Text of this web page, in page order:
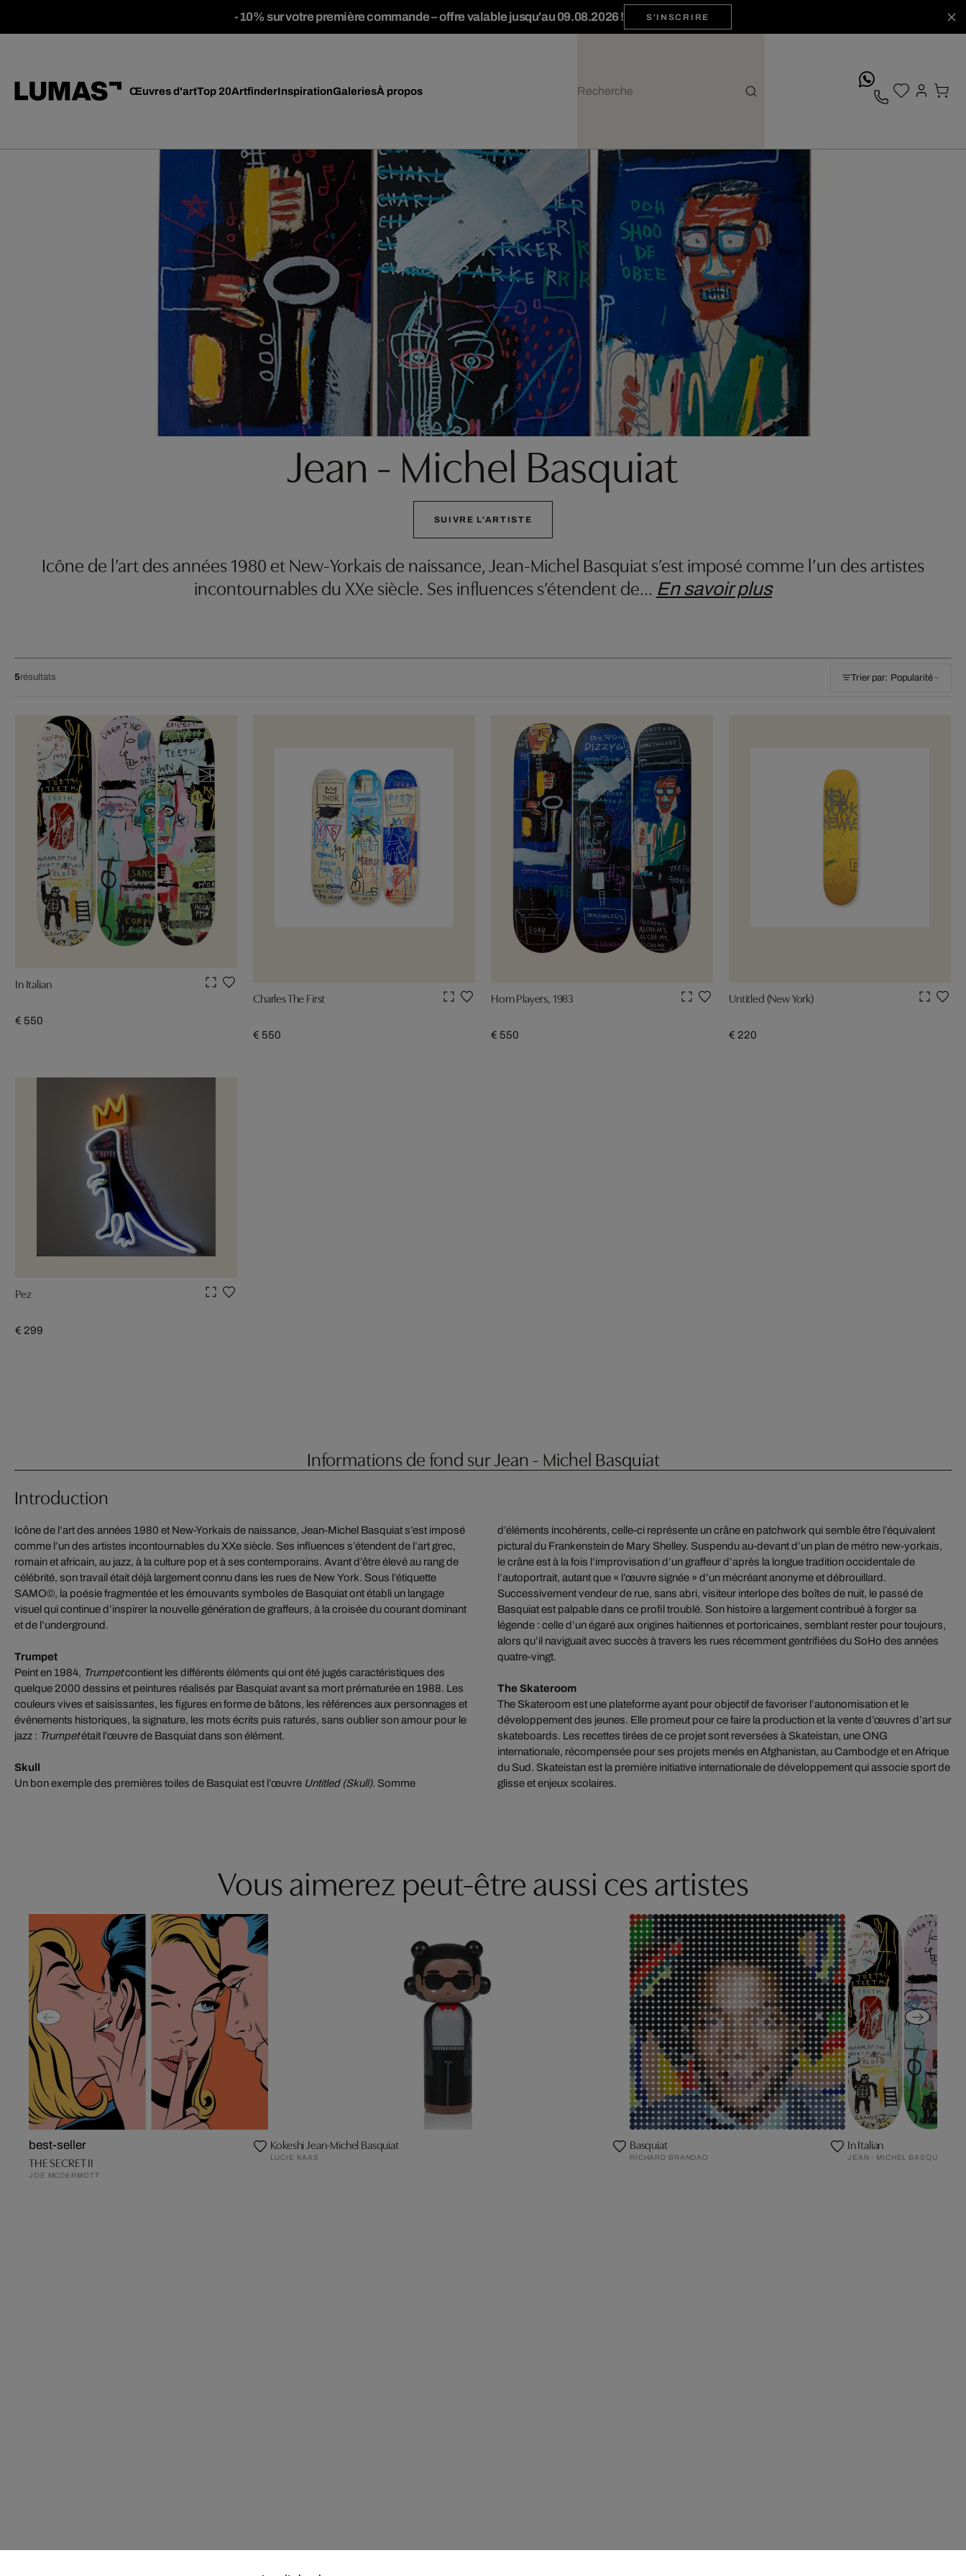
-10% sur votre première commande – offre valable jusqu'au 09.08.2026 ! S'INSCRIRE
Œuvres d'artTop 20ArtfinderInspirationGaleriesÀ propos
Jean - Michel Basquiat
SUIVRE L'ARTISTE
Icône de l’art des années 1980 et New-Yorkais de naissance, Jean-Michel Basquiat s’est imposé comme l’un des artistes
incontournables du XXe siècle. Ses influences s’étendent de… En savoir plus
5résultats Trier par: Popularité
In Italian
€ 550
Charles The First
€ 550
Horn Players, 1983
€ 550
Untitled (New York)
€ 220
Pez
€ 299
Informations de fond sur Jean - Michel Basquiat
Introduction
Icône de l’art des années 1980 et New-Yorkais de naissance, Jean-Michel Basquiat s’est imposé
comme l’un des artistes incontournables du XXe siècle. Ses influences s’étendent de l’art grec,
romain et africain, au jazz, à la culture pop et à ses contemporains. Avant d’être élevé au rang de
célébrité, son travail était déjà largement connu dans les rues de New York. Sous l’étiquette
SAMO©, la poésie fragmentée et les émouvants symboles de Basquiat ont établi un langage
visuel qui continue d’inspirer la nouvelle génération de graffeurs, à la croisée du courant dominant
et de l’underground.
Trumpet
Peint en 1984, Trumpetcontient les différents éléments qui ont été jugés caractéristiques des
quelque 2000 dessins et peintures réalisés par Basquiat avant sa mort prématurée en 1988. Les
couleurs vives et saisissantes, les figures en forme de bâtons, les références aux personnages et
événements historiques, la signature, les mots écrits puis raturés, sans oublier son amour pour le
jazz : Trumpetétait l’œuvre de Basquiat dans son élément.
Skull
Un bon exemple des premières toiles de Basquiat est l’œuvre Untitled (Skull). Somme
d’éléments incohérents, celle-ci représente un crâne en patchwork qui semble être l’équivalent
pictural du Frankenstein de Mary Shelley. Suspendu au-devant d’un plan de métro new-yorkais,
le crâne est à la fois l’improvisation d’un graffeur d’après la longue tradition occidentale de
l’autoportrait, autant que « l’œuvre signée » d’un mécréant anonyme et débrouillard.
Successivement vendeur de rue, sans abri, visiteur interlope des boîtes de nuit, le passé de
Basquiat est palpable dans ce profil troublé. Son histoire a largement contribué à forger sa
légende : celle d’un égaré aux origines haïtiennes et portoricaines, semblant rester pour toujours,
alors qu’il naviguait avec succès à travers les rues récemment gentrifiées du SoHo des années
quatre-vingt.
The Skateroom
The Skateroom est une plateforme ayant pour objectif de favoriser l’autonomisation et le
développement des jeunes. Elle promeut pour ce faire la production et la vente d’œuvres d’art sur
skateboards. Les recettes tirées de ce projet sont reversées à Skateistan, une ONG
internationale, récompensée pour ses projets menés en Afghanistan, au Cambodge et en Afrique
du Sud. Skateistan est la première initiative internationale de développement qui associe sport de
glisse et enjeux scolaires.
Vous aimerez peut-être aussi ces artistes
best-seller
THE SECRET II
JOE MCDERMOTT
Kokeshi Jean-Michel Basquiat
LUCIE KAAS
Basquiat
RICHARD BRANDAO
In Italian
JEAN - MICHEL BASQUIAT